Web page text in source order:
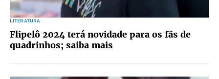
LITERATURA
Flipelô 2024 terá novidade para os fãs de
quadrinhos; saiba mais